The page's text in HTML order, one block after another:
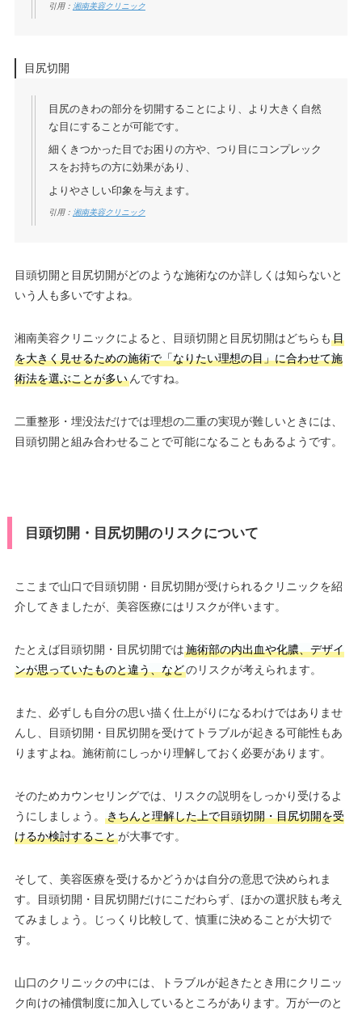
引用： 湘南美容クリニック
目尻切開
目尻のきわの部分を切開することにより、より大きく自然
な目にすることが可能です。
細くきつかった目でお困りの方や、つり目にコンプレック
スをお持ちの方に効果があり、
よりやさしい印象を与えます。
引用： 湘南美容クリニック
目頭切開と目尻切開がどのような施術なのか詳しくは知らないと
いう人も多いですよね。
湘南美容クリニックによると、目頭切開と目尻切開はどちらも 目
を大きく見せるための施術で「なりたい理想の目」に合わせて施
術法を選ぶことが多いんですね。
二重整形・埋没法だけでは理想の二重の実現が難しいときには、
目頭切開と組み合わせることで可能になることもあるようです。
目頭切開・目尻切開のリスクについて
ここまで山口で目頭切開・目尻切開が受けられるクリニックを紹
介してきましたが、美容医療にはリスクが伴います。
たとえば目頭切開・目尻切開では施術部の内出血や化膿、デザイ
ンが思っていたものと違う、などのリスクが考えられます。
また、必ずしも自分の思い描く仕上がりになるわけではありませ
んし、目頭切開・目尻切開を受けてトラブルが起きる可能性もあ
りますよね。施術前にしっかり理解しておく必要があります。
そのためカウンセリングでは、リスクの説明をしっかり受けるよ
うにしましょう。
きちんと理解した上で目頭切開・目尻切開を受
けるか検討することが大事です。
そして、美容医療を受けるかどうかは自分の意思で決められま
す。目頭切開・目尻切開だけにこだわらず、ほかの選択肢も考え
てみましょう。じっくり比較して、慎重に決めることが大切で
す。
山口のクリニックの中には、トラブルが起きたとき用にクリニッ
ク向けの補償制度に加入しているところがあります。万が一のと